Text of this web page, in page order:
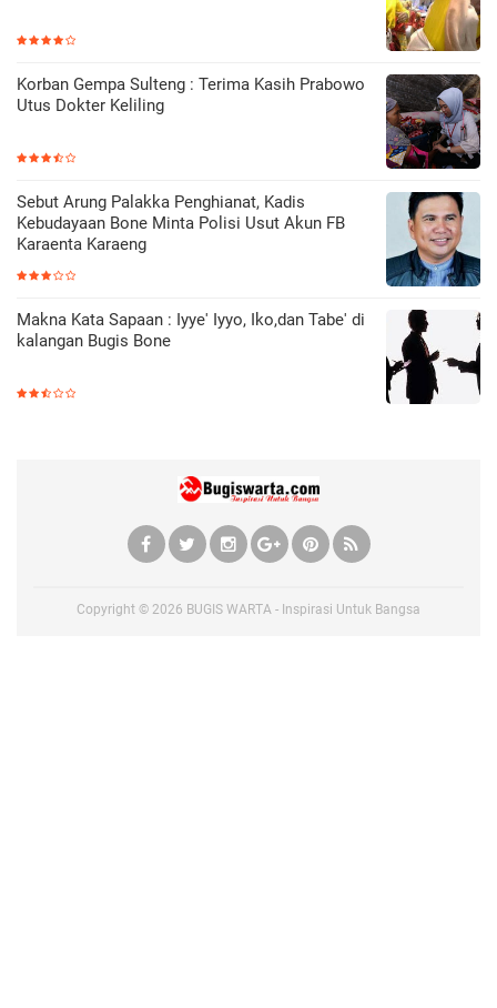
Korban Gempa Sulteng : Terima Kasih Prabowo
Utus Dokter Keliling
Sebut Arung Palakka Penghianat, Kadis
Kebudayaan Bone Minta Polisi Usut Akun FB
Karaenta Karaeng
Makna Kata Sapaan : Iyye' Iyyo, Iko,dan Tabe' di
kalangan Bugis Bone
Copyright © 2026 BUGIS WARTA - Inspirasi Untuk Bangsa